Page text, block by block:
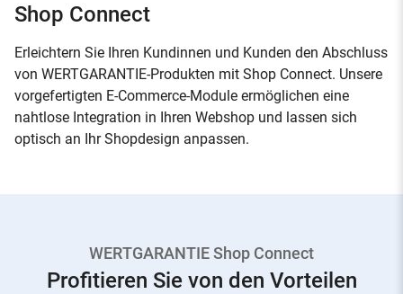
Shop Connect
Erleichtern Sie Ihren Kundinnen und Kunden den Abschluss
von WERTGARANTIE-Produkten mit Shop Connect. Unsere
vorgefertigten E-Commerce-Module ermöglichen eine
nahtlose Integration in Ihren Webshop und lassen sich
optisch an Ihr Shopdesign anpassen.
WERTGARANTIE Shop Connect
Profitieren Sie von den Vorteilen